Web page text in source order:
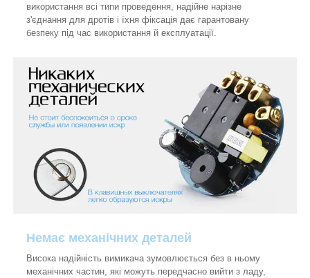
використання всі типи проведення, надійне нарізне
з'єднання для дротів і їхня фіксація дає гарантовану
безпеку під час використання й експлуатації.
Немає механічних деталей
Висока надійність вимикача зумовлюється без в ньому
механічних частин, які можуть передчасно вийти з ладу,